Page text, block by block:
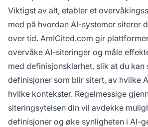
Viktigst av alt, etabler et
med på hvordan AI-systemer siterer
over tid. AmICited.com gir
overvåke AI-siteringer og måle
med definisjonsklarhet, slik at du kan
definisjoner som blir sitert, av hvilke
hvilke kontekster. Regelmessige
siteringsytelsen din vil avdekke
definisjoner og øke synligheten i AI-